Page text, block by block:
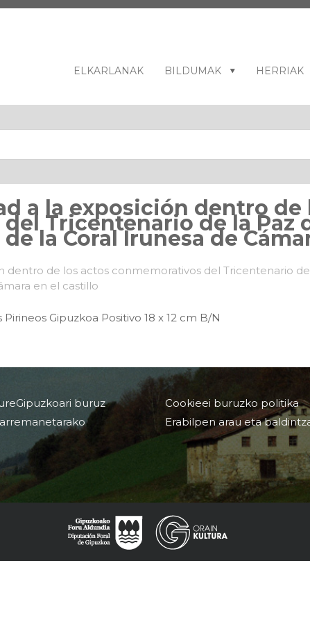
ELKARLANAK BILDUMAK HERRIAK
a la exposición dentro de
Tricentenario de la Paz
la Coral Irunesa de
Gipuzkoa Positivo 18 x 12 cm B/N
buruz
Cookieei buruzko politika
Erabilpen arau eta